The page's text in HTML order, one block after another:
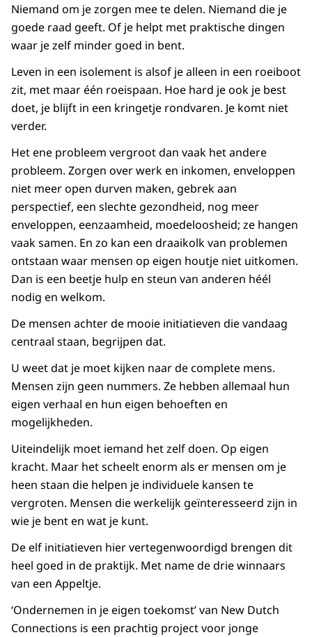
Niemand om je zorgen mee te delen. Niemand die je
goede raad geeft. Of je helpt met praktische dingen
waar je zelf minder goed in bent.
Leven in een isolement is alsof je alleen in een roeiboot
zit, met maar één roeispaan. Hoe hard je ook je best
doet, je blijft in een kringetje rondvaren. Je komt niet
verder.
Het ene probleem vergroot dan vaak het andere
probleem. Zorgen over werk en inkomen, enveloppen
niet meer open durven maken, gebrek aan
perspectief, een slechte gezondheid, nog meer
enveloppen, eenzaamheid, moedeloosheid; ze hangen
vaak samen. En zo kan een draaikolk van problemen
ontstaan waar mensen op eigen houtje niet uitkomen.
Dan is een beetje hulp en steun van anderen héél
nodig en welkom.
De mensen achter de mooie initiatieven die vandaag
centraal staan, begrijpen dat.
U weet dat je moet kijken naar de complete mens.
Mensen zijn geen nummers. Ze hebben allemaal hun
eigen verhaal en hun eigen behoeften en
mogelijkheden.
Uiteindelijk moet iemand het zelf doen. Op eigen
kracht. Maar het scheelt enorm als er mensen om je
heen staan die helpen je individuele kansen te
vergroten. Mensen die werkelijk geïnteresseerd zijn in
wie je bent en wat je kunt.
De elf initiatieven hier vertegenwoordigd brengen dit
heel goed in de praktijk. Met name de drie winnaars
van een Appeltje.
‘Ondernemen in je eigen toekomst’ van New Dutch
Connections is een prachtig project voor jonge